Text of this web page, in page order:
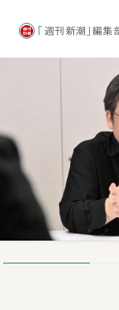
「週刊新潮」編集